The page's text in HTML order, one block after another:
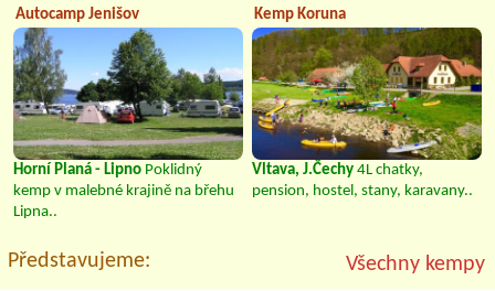
Autocamp Jenišov
Horní Planá - Lipno Poklidný
kemp v malebné krajině na břehu
Lipna..
Kemp Koruna
Vltava, J.Čechy 4L chatky,
pension, hostel, stany, karavany..
Představujeme: Všechny kempy